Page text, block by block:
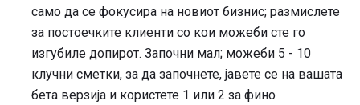
само да се фокусира на новиот бизнис; размислете
за постоечките клиенти со кои можеби сте го
изгубиле допирот. Започни мал; можеби 5 - 10
клучни сметки, за да започнете, јавете се на вашата
бета верзија и користете 1 или 2 за фино